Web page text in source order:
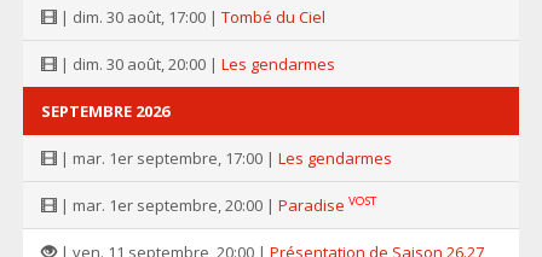
| dim. 30 août, 17:00 | Tombé du Ciel
| dim. 30 août, 20:00 | Les gendarmes
SEPTEMBRE 2026
| mar. 1er septembre, 17:00 | Les gendarmes
| mar. 1er septembre, 20:00 | Paradise VOST
| ven. 11 septembre, 20:00 | Présentation de Saison 26.27